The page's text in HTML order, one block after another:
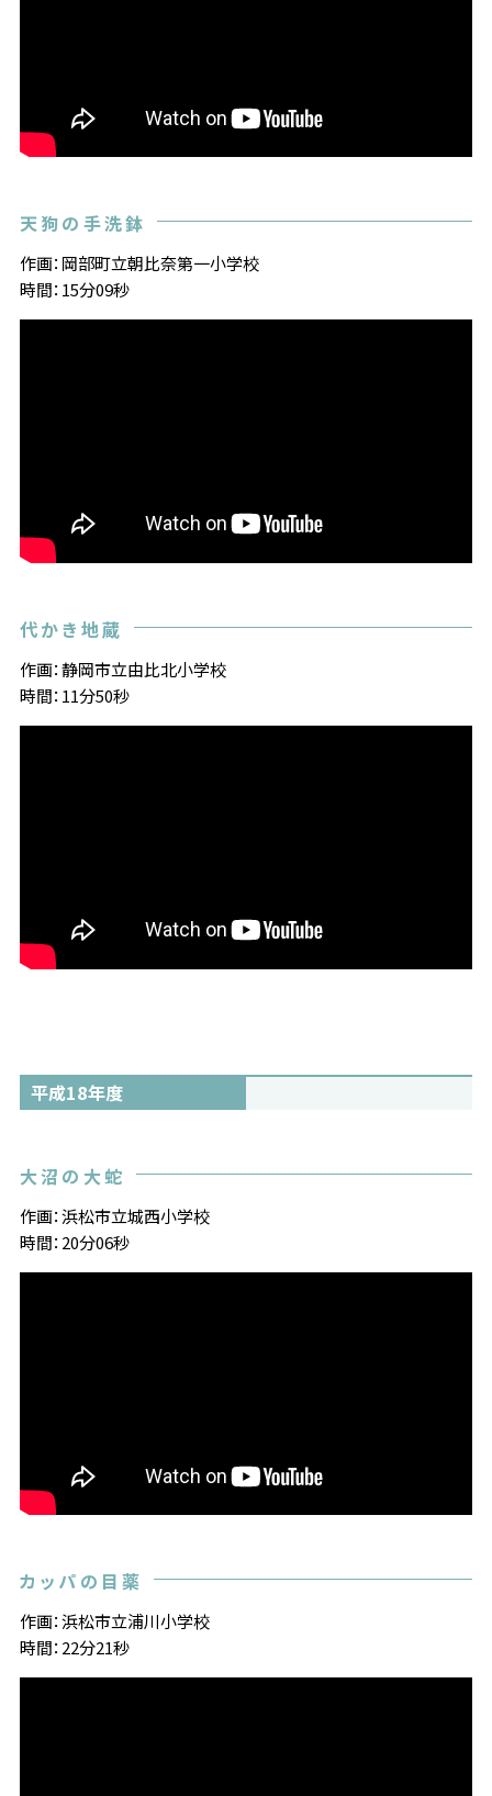
天狗の手洗鉢
作画：岡部町立朝比奈第一小学校
時間：15分09秒
代かき地蔵
作画：静岡市立由比北小学校
時間：11分50秒
平成18年度
大沼の大蛇
作画：浜松市立城西小学校
時間：20分06秒
カッパの目薬
作画：浜松市立浦川小学校
時間：22分21秒